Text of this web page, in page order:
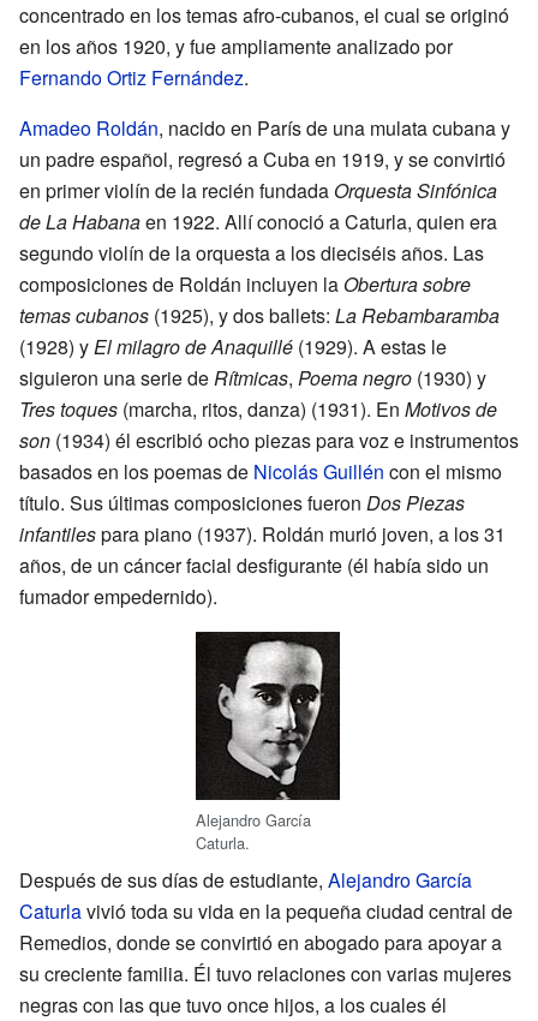
concentrado en los temas afro-cubanos, el cual se originó
en los años 1920, y fue ampliamente analizado por
Fernando Ortiz Fernández.
Amadeo Roldán, nacido en París de una mulata cubana y
un padre español, regresó a Cuba en 1919, y se convirtió
en primer violín de la recién fundada Orquesta Sinfónica
de La Habanaen 1922. Allí conoció a Caturla, quien era
segundo violín de la orquesta a los dieciséis años. Las
composiciones de Roldán incluyen la Obertura sobre
temas cubanos (1925), y dos ballets: La Rebambaramba
(1928) yEl milagro de Anaquillé (1929). A estas le
siguieron una serie deRítmicas, Poema negro (1930) y
Tres toques (marcha, ritos, danza) (1931). En Motivos de
son (1934) él escribió ocho piezas para voz e instrumentos
basados en los poemas de Nicolás Guillén con el mismo
título. Sus últimas composiciones fueron Dos Piezas
infantilespara piano (1937). Roldán murió joven, a los 31
años, de un cáncer facial desfigurante (él había sido un
fumador empedernido).
Alejandro García
Caturla.
Después de sus días de estudiante, Alejandro García
Caturlavivió toda su vida en la pequeña ciudad central de
Remedios, donde se convirtió en abogado para apoyar a
su creciente familia. Él tuvo relaciones con varias mujeres
negras con las que tuvo once hijos, a los cuales él